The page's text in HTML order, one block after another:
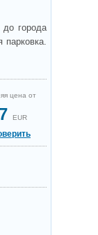
города
парковка.
цена от
EUR